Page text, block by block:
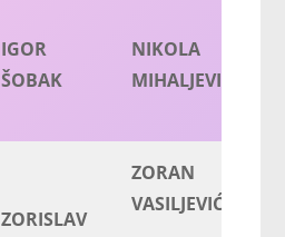
IGOR
ŠOBAK
NIKOLA
MIHALJEVIĆ
ZORISLAV
ZORAN
VASILJEVIĆ